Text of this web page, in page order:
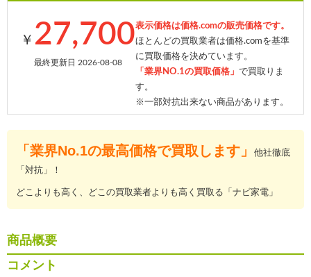
￥ 27,700
最終更新日 2026-08-08
表示価格は価格.comの販売価格です。
ほとんどの買取業者は価格.comを基準
に買取価格を決めています。
「業界NO.1の買取価格」 で買取りま
す。
※一部対抗出来ない商品があります。
「業界No.1の最高価格で買取します」
他社徹底
「対抗」！
どこよりも高く、どこの買取業者よりも高く買取る「ナビ家電」
商品概要
コメント